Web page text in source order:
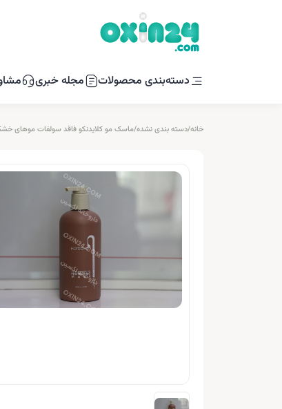
دسته‌بندی محصولات مجله خبری
خانه/دسته بندی نشده/ماسک مو کلایدنکو فاقد سولفات موهای خشک و